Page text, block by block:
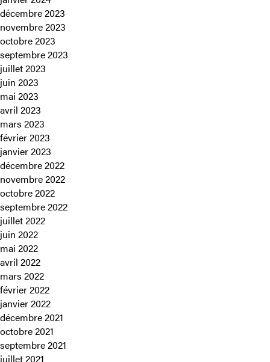
décembre 2023
novembre 2023
octobre 2023
septembre 2023
juillet 2023
juin 2023
mai 2023
avril 2023
mars 2023
février 2023
janvier 2023
décembre 2022
novembre 2022
octobre 2022
septembre 2022
juillet 2022
juin 2022
mai 2022
avril 2022
mars 2022
février 2022
janvier 2022
décembre 2021
octobre 2021
septembre 2021
juillet 2021